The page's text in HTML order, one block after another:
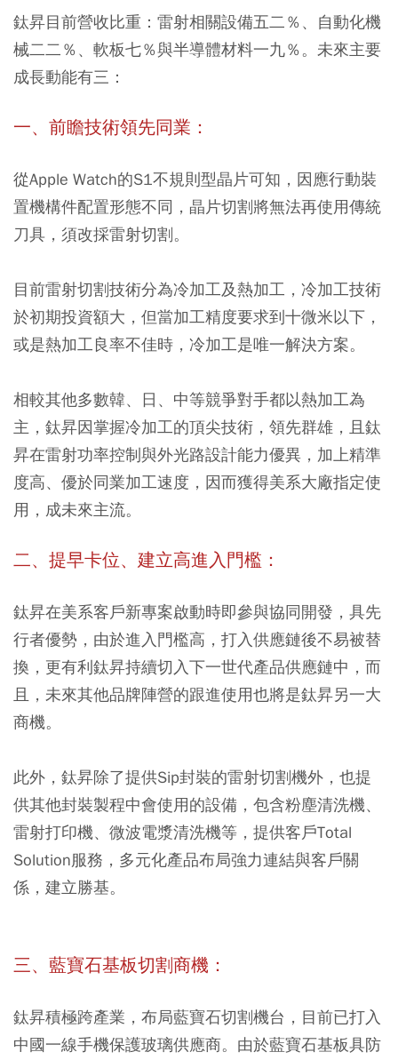
鈦昇目前營收比重：雷射相關設備五二％、自動化機
械二二％、軟板七％與半導體材料一九％。未來主要
成長動能有三：
一、前瞻技術領先同業：
從Apple Watch的S1不規則型晶片可知，因應行動裝
置機構件配置形態不同，晶片切割將無法再使用傳統
刀具，須改採雷射切割。
目前雷射切割技術分為冷加工及熱加工，冷加工技術
於初期投資額大，但當加工精度要求到十微米以下，
或是熱加工良率不佳時，冷加工是唯一解決方案。
相較其他多數韓、日、中等競爭對手都以熱加工為
主，鈦昇因掌握冷加工的頂尖技術，領先群雄，且鈦
昇在雷射功率控制與外光路設計能力優異，加上精準
度高、優於同業加工速度，因而獲得美系大廠指定使
用，成未來主流。
二、提早卡位、建立高進入門檻：
鈦昇在美系客戶新專案啟動時即參與協同開發，具先
行者優勢，由於進入門檻高，打入供應鏈後不易被替
換，更有利鈦昇持續切入下一世代產品供應鏈中， 而
且，未來其他品牌陣營的跟進使用也將是鈦昇另一大
商機。
此外，鈦昇除了提供Sip封裝的雷射切割機外，也提
供其他封裝製程中會使用的設備，包含粉塵清洗機、
雷射打印機、微波電漿清洗機等，提供客戶Total
Solution服務，多元化產品布局強力連結與客戶關
係，建立勝基。
三、藍寶石基板切割商機：
鈦昇積極跨產業，布局藍寶石切割機台，目前已打入
中國一線手機保護玻璃供應商。由於藍寶石基板具防